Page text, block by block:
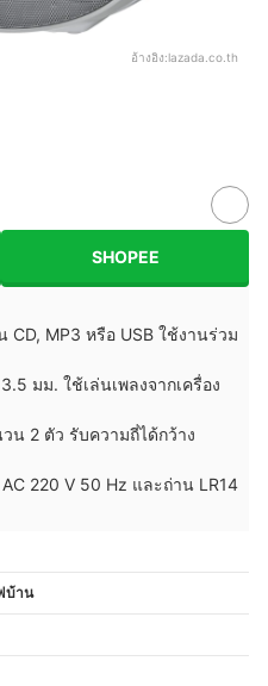
อ้างอิง:lazada.co.th
SHOPEE
CD, MP3 หรือ USB ใช้งานร่วม
มม. ใช้เล่นเพลงจากเครื่อง
น 2 ตัว รับความถี่ได้กว้าง
220 V 50 Hz และถ่าน LR14
บ้าน